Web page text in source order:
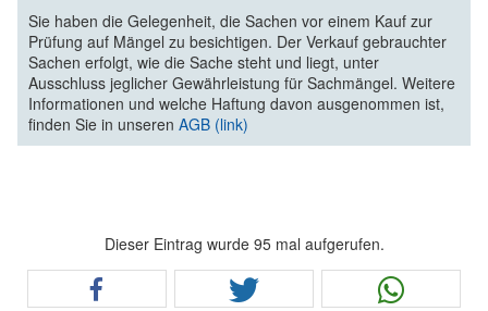
Sie haben die Gelegenheit, die Sachen vor einem Kauf zur
Prüfung auf Mängel zu besichtigen. Der Verkauf gebrauchter
Sachen erfolgt, wie die Sache steht und liegt, unter
Ausschluss jeglicher Gewährleistung für Sachmängel. Weitere
Informationen und welche Haftung davon ausgenommen ist,
finden Sie in unseren AGB (link)
Dieser Eintrag wurde 95 mal aufgerufen.